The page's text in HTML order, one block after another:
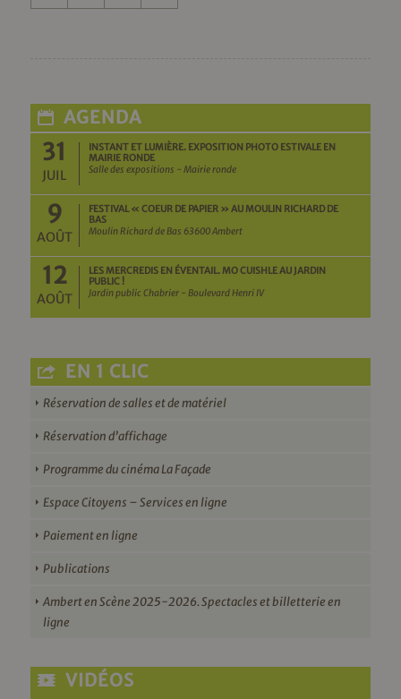
AGENDA
31
JUIL
INSTANT ET LUMIÈRE. EXPOSITION PHOTO ESTIVALE EN
MAIRIE RONDE
Salle des expositions - Mairie ronde
9
AOÛT
FESTIVAL « COEUR DE PAPIER » AU MOULIN RICHARD DE
BAS
Moulin Richard de Bas 63600 Ambert
12
AOÛT
LES MERCREDIS EN ÉVENTAIL. MO CUISHLE AU JARDIN
PUBLIC !
Jardin public Chabrier - Boulevard Henri IV
EN 1 CLIC
Réservation de salles et de matériel
Réservation d’affichage
Programme du cinéma La Façade
Espace Citoyens – Services en ligne
Paiement en ligne
Publications
Ambert en Scène 2025-2026. Spectacles et billetterie en
ligne
VIDÉOS